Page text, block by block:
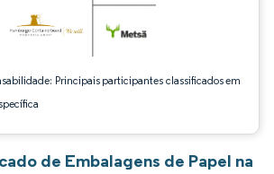
Principais participantes classificados em
de Embalagens de Papel na